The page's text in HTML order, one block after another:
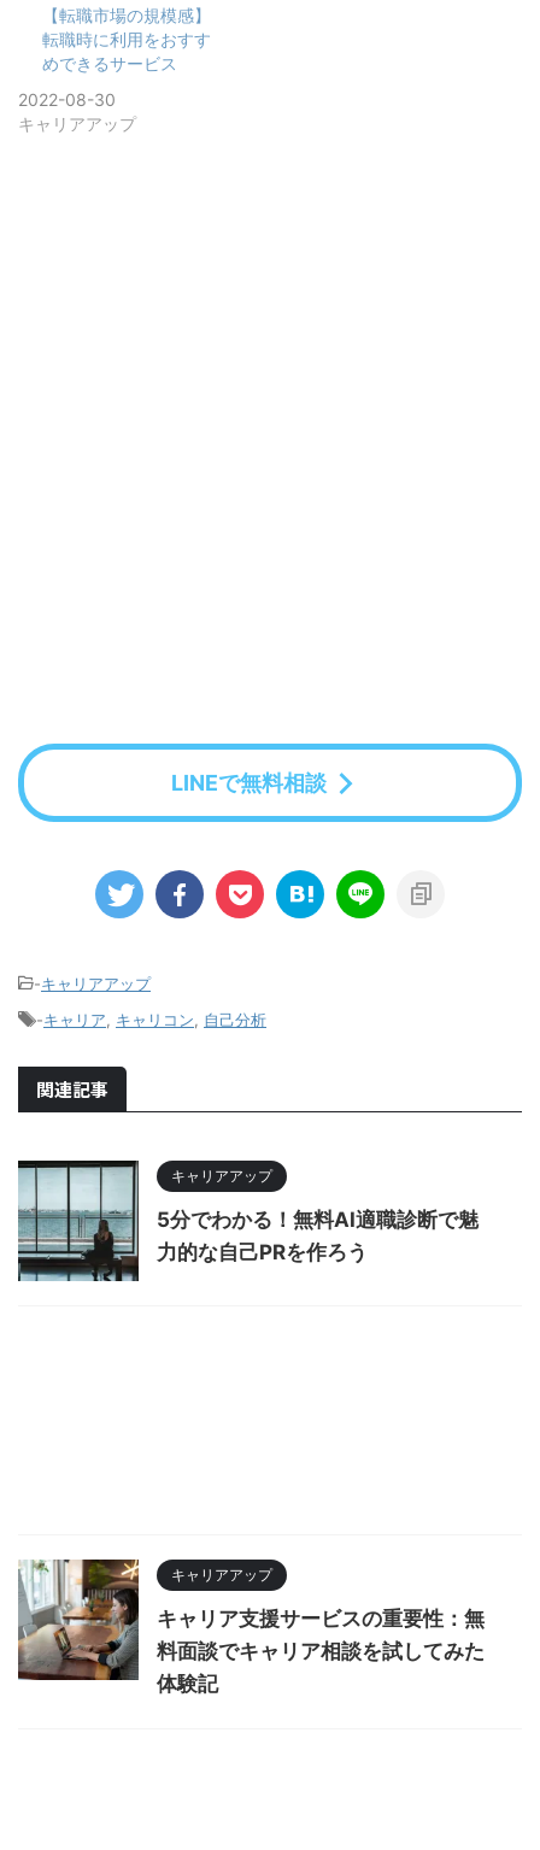
【転職市場の規模感】
転職時に利用をおすす
めできるサービス
2022-08-30
キャリアアップ
LINEで無料相談
-キャリアアップ
-キャリア キャリコン 自己分析
関連記事
キャリアアップ
5分でわかる！無料AI適職診断で魅
力的な自己PRを作ろう
キャリアアップ
キャリア支援サービスの重要性：無
料面談でキャリア相談を試してみた
体験記